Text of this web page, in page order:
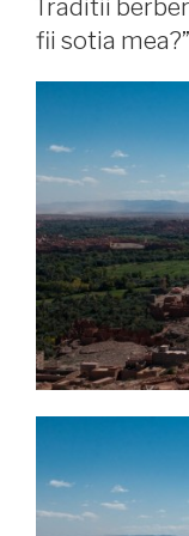
Traditii
fii sotia